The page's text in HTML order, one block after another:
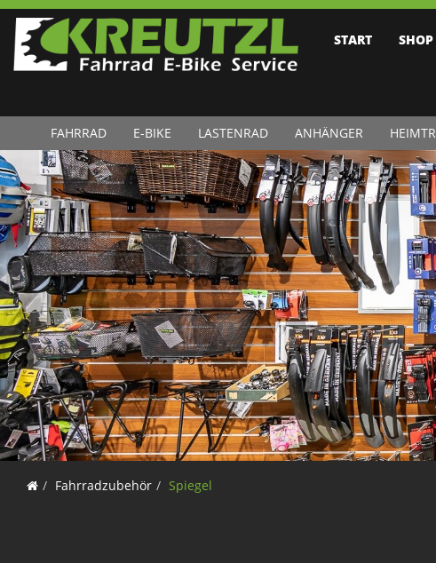
START SHOP
FAHRRAD E-BIKE LASTENRAD ANHÄNGER
Fahrradzubehör Spiegel